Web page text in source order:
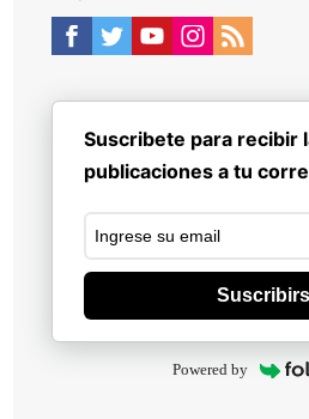
Suscribete para recibir
publicaciones a tu
Powered by